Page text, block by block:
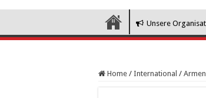
Unsere
Home / International /